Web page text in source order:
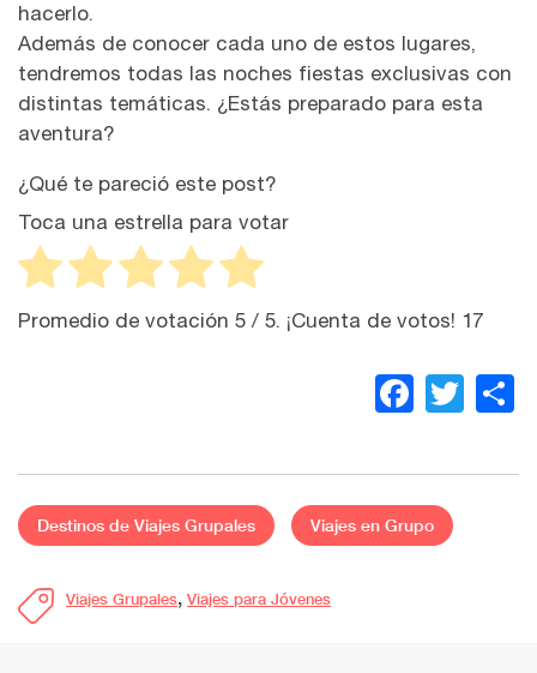
hacerlo.
Además de conocer cada uno de estos lugares,
tendremos todas las noches fiestas exclusivas con
distintas temáticas. ¿Estás preparado para esta
aventura?
¿Qué te pareció este post?
Toca una estrella para votar
Promedio de votación 5 / 5. ¡Cuenta de votos! 17
Destinos de Viajes Grupales Viajes en Grupo
Viajes Grupales, Viajes para Jóvenes